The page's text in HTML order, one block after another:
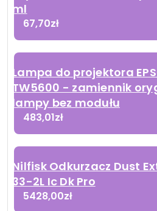
ml
67,70zł
Lampa do projektora
TW5600 - zamiennik
lampy bez modułu
483,01zł
Nilfisk Odkurzacz Dust
33-2L Ic Dk Pro
5428,00zł